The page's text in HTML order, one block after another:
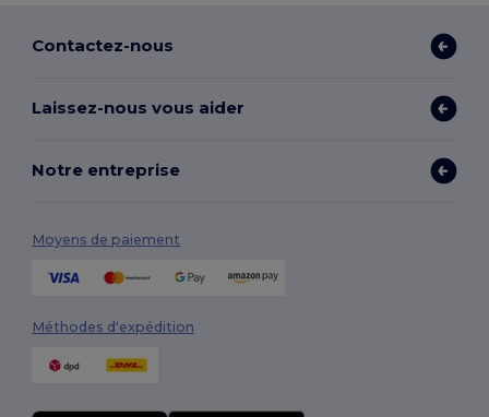
Contactez-nous
Laissez-nous vous aider
Notre entreprise
Moyens de paiement
Méthodes d'expédition